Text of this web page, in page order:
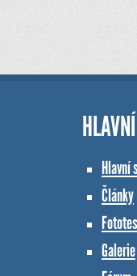
Hlavní
Články
Galerie